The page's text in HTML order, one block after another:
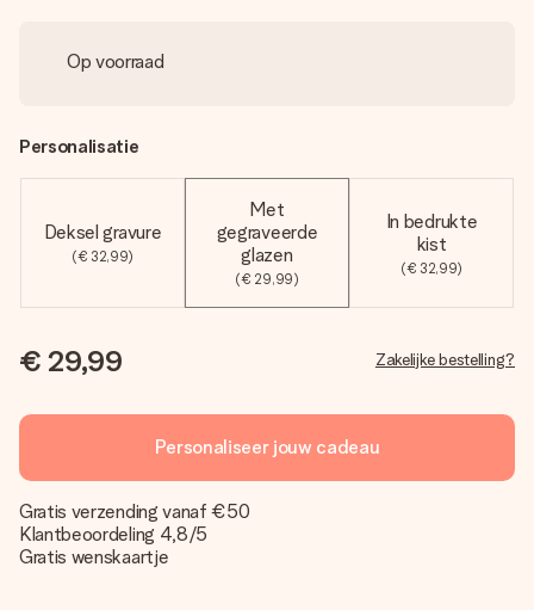
Op voorraad
Personalisatie
Deksel gravure
(€ 32,99)
Met
gegraveerde
glazen
(€ 29,99)
In bedrukte
kist
(€ 32,99)
€ 29,99 Zakelijke bestelling?
Personaliseer jouw cadeau
Gratis verzending vanaf €50
Klantbeoordeling 4,8/5
Gratis wenskaartje